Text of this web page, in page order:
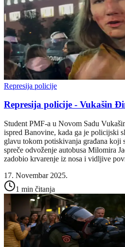
Represija policije
Represija policije - Vukašin
Student PMF-a u Novom Sadu
ispred Banovine, kada ga je policijski
glavu tokom potiskivanja građana koji
spreče odvoženje autobusa Milomira
zadobio krvarenje iz nosa i vidljive
17. Novembar 2025.
1 min čitanja